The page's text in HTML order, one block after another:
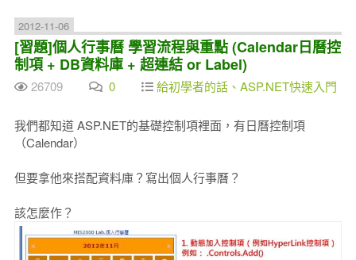
2012-11-06
[習題]個人行事曆 學習流程與重點 (Calendar日曆控
制項 + DB資料庫 + 超連結 or Label)
26709 0 給初學者的話、ASP.NET快速入門
我們都知道 ASP.NET的基礎控制項裡面，有日曆控制項
（Calendar）
但要拿他來搭配資料庫？寫出個人行事曆？
該怎麼作？